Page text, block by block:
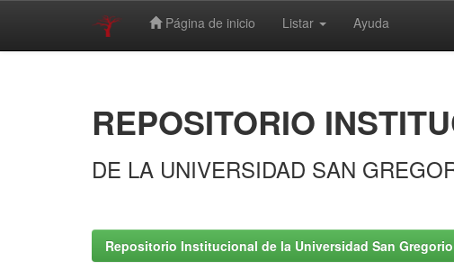
Página de inicio Listar Ayuda
REPOSITORIO
DE LA UNIVERSIDAD SAN
Repositorio Institucional de la Universidad San